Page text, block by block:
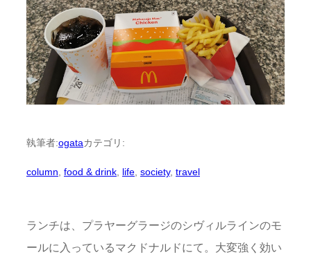
執筆者:ogataカテゴリ:
column food & drink life society, travel
ランチは、プラヤーグラージのシヴィルラインのモ
ールに入っているマクドナルドにて。大変強く効い